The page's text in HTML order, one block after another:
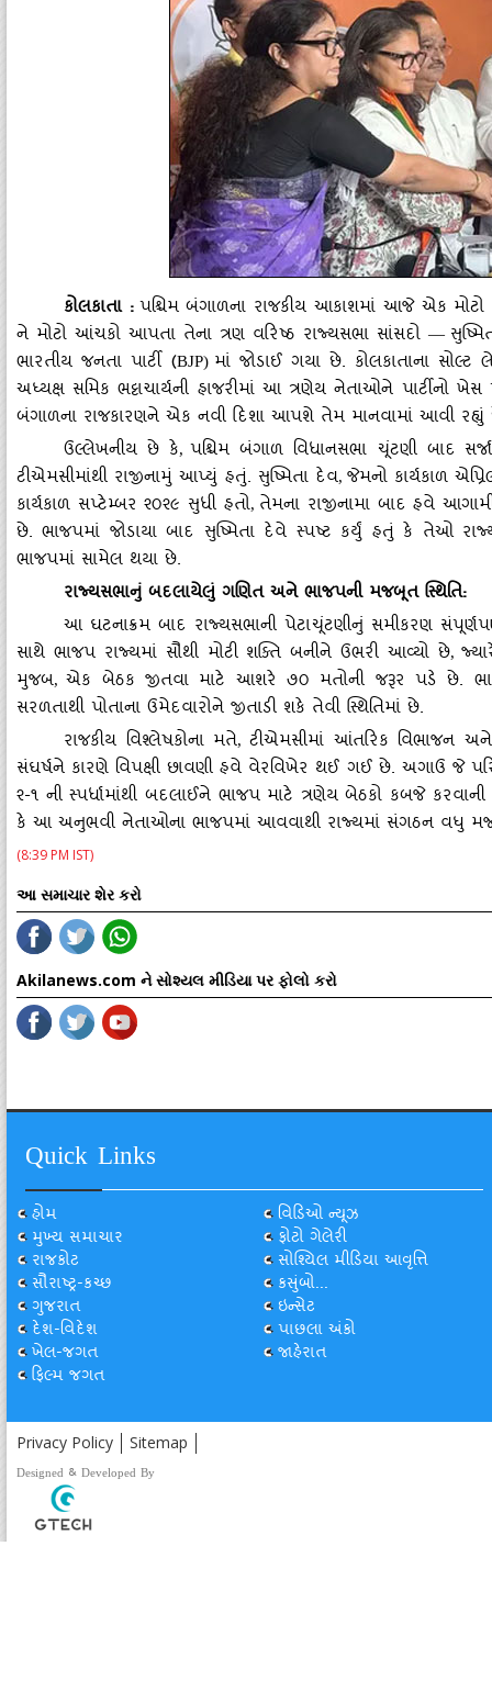
કોલકાતા : પશ્ચિમ બંગાળના રાજકીય આકાશમાં આજે એક મોટો
ને મોટો આંચકો આપતા તેના ત્રણ વરિષ્ઠ રાજ્યસભા સાંસદો—
ભારતીય જનતા પાર્ટી (BJP) માં જોડાઈ ગયા છે. કોલકાતાના
અધ્યક્ષ સમિક ભટ્ટાચાર્યની હાજરીમાં આ ત્રણેય નેતાઓને
બંગાળના રાજકારણને એક નવી દિશા આપશે તેમ માનવામાં આવી રહ્યું
ઉલ્લેખનીય છે કે,પશ્ચિમ બંગાળ વિધાનસભા ચૂંટણી બાદ
ટીએમસીમાંથી રાજીનામું આપ્યું હતું. સુષ્મિતા દેવ,જેમનો કાર્યકાળ
કાર્યકાળ સપ્ટેમ્બર ૨૦૨૯ સુધી હતો, તેમના રાજીનામા બાદ હવે
છે. ભાજપમાં જોડાયા બાદ સુષ્મિતા દેવે સ્પષ્ટ કર્યું હતું કે તેઓ
ભાજપમાં સામેલ થયા છે.
રાજ્યસભાનું બદલાયેલું ગણિત અને ભાજપની મજબૂત સ્થિતિ:
આ ઘટનાક્રમ બાદ રાજ્યસભાની પેટાચૂંટણીનું સમીકરણ
સાથે ભાજપ રાજ્યમાં સૌથી મોટી શક્તિ બનીને ઉભરી આવ્યો છે,
મુજબ,એક બેઠક જીતવા માટે આશરે ૭૦ મતોની જરૂર પડે છે.
સરળતાથી પોતાના ઉમેદવારોને જીતાડી શકે તેવી સ્થિતિમાં છે.
રાજકીય વિશ્લેષકોના મતે,ટીએમસીમાં આંતરિક વિભાજન
સંઘર્ષને કારણે વિપક્ષી છાવણી હવે વેરવિખેર થઈ ગઈ છે. અગાઉ જે
૨-૧ ની સ્પર્ધામાંથી બદલાઈને ભાજપ માટે ત્રણેય બેઠકો કબજે
કે આ અનુભવી નેતાઓના ભાજપમાં આવવાથી રાજ્યમાં સંગઠન વધુ
(8:39 PM IST)
આ સમાચાર શેર કરો
Akilanews.com ને સોશ્યલ મીડિયા પર ફોલો કરો
Quick Links
હોમ
મુખ્ય સમાચાર
રાજકોટ
સૌરાષ્ટ્ર-કચ્છ
ગુજરાત
દેશ-વિદેશ
ખેલ-જગત
ફિલ્મ જગત
વિડિઓ ન્યૂઝ
ફોટો ગેલેરી
સોશ્યિલ મીડિયા આવૃત્તિ
કસુંબો...
ઇન્સેટ
પાછલા અંકો
જાહેરાત
Privacy Policy Sitemap
Designed & Developed By